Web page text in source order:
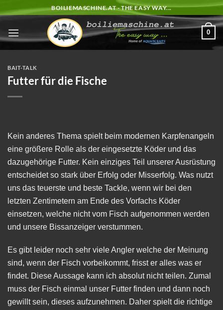
Inhalt
springen
BOILIEMASCHINE.AT - THE EASY WAY...
0
BAIT-TALK
Futter für die Fische
Kein anderes Thema spielt beim modernen Karpfenangeln
eine größere Rolle als der eingesetzte Köder und das
dazugehörige Futter. Kein einziges Teil unserer Ausrüstung
entscheidet so stark über Erfolg oder Misserfolg. Was nutzt
uns das teuerste und beste Tackle, wenn wir bei den
letzten Zentimetern am Ende des Vorfachs Köder
einsetzen, welche nicht vom Fisch aufgenommen werden
und unsere Bissanzeiger verstummen.
Es gibt leider noch sehr viele Angler welche der Meinung
sind, wenn der Fisch vorbeikommt, frisst er alles was er
findet. Diese Aussage kann ich absolut nicht teilen. Zumal
muss der Fisch einmal unser Futter finden und dann noch
gewillt sein, dieses aufzunehmen. Daher spielt die richtige